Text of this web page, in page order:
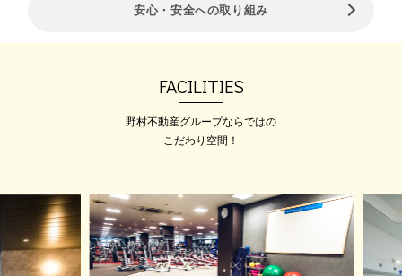
メガロス全店ウォーキングイベ
2026.08.08
ジムも利用可能♪
🎾無料体験WEEK🎾 8/17(月)-8/30
(日…
安心・安全への取り組み
FACILITIES
野村不動産グループならではの
こだわり空間！